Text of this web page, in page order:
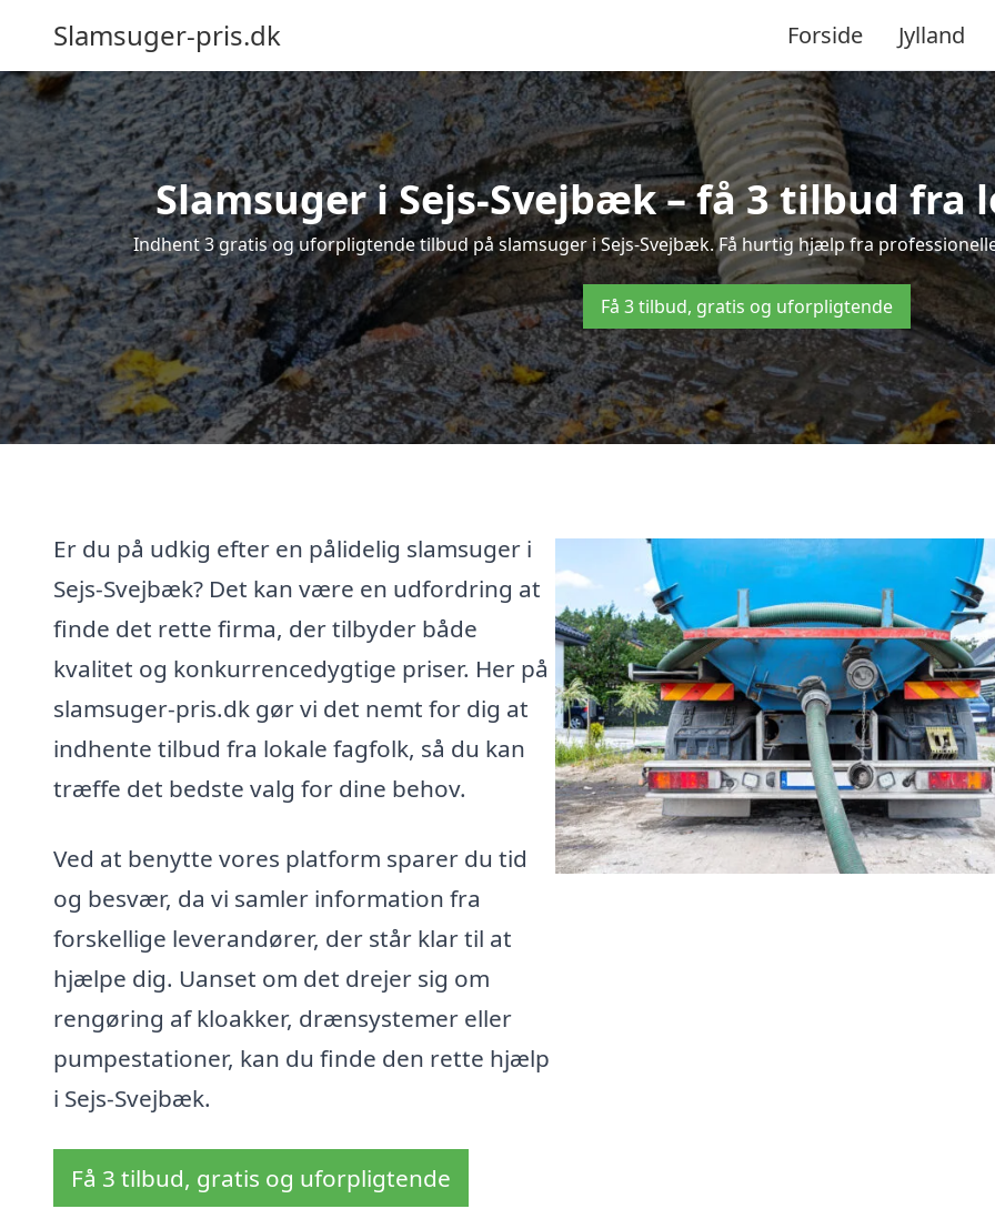
Slamsuger-pris.dk Forside Jylland
Slamsuger i Sejs-Svejbæk – få 3 tilbud fra
Indhent 3 gratis og uforpligtende tilbud på slamsuger i Sejs-Svejbæk. Få hurtig hjælp fra
Få 3 tilbud, gratis og uforpligtende
Er du på udkig efter en pålidelig slamsuger i
Sejs-Svejbæk? Det kan være en udfordring at
finde det rette firma, der tilbyder både
kvalitet og konkurrencedygtige priser. Her på
slamsuger-pris.dk gør vi det nemt for dig at
indhente tilbud fra lokale fagfolk, så du kan
træffe det bedste valg for dine behov.
Ved at benytte vores platform sparer du tid
og besvær, da vi samler information fra
forskellige leverandører, der står klar til at
hjælpe dig. Uanset om det drejer sig om
rengøring af kloakker, drænsystemer eller
pumpestationer, kan du finde den rette hjælp
i Sejs-Svejbæk.
Få 3 tilbud, gratis og uforpligtende